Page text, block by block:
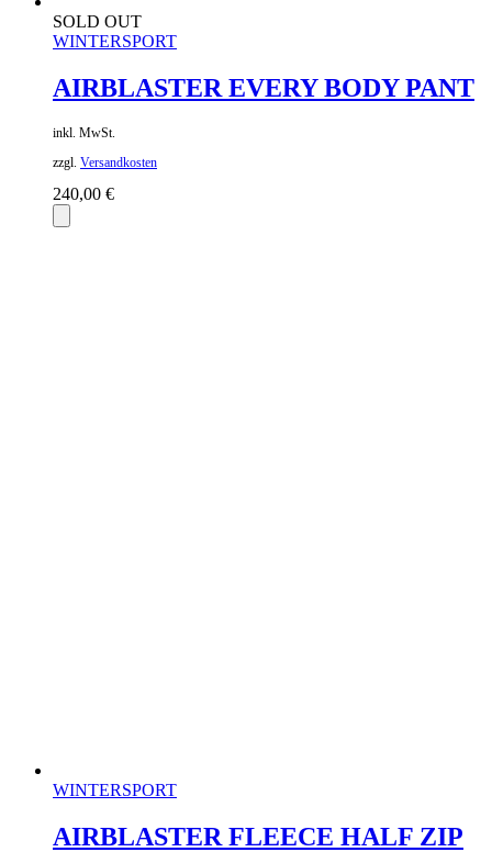
SOLD OUT
WINTERSPORT
AIRBLASTER EVERY BODY PANT
inkl. MwSt.
zzgl. Versandkosten
240,00 €
WINTERSPORT
AIRBLASTER FLEECE HALF ZIP